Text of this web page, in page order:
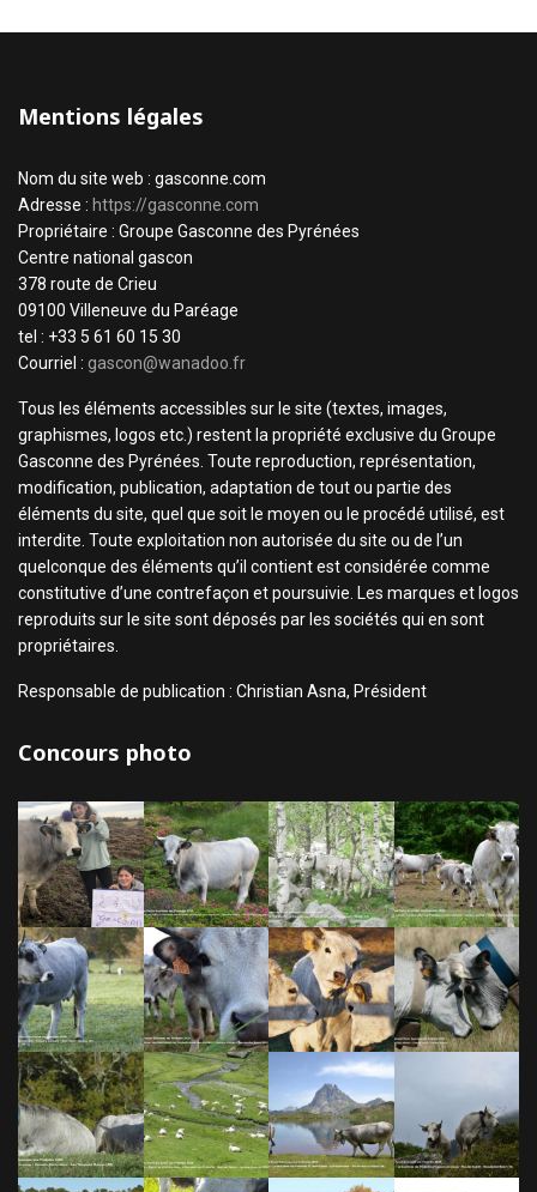
Mentions légales
Nom du site web : gasconne.com
Adresse : https://gasconne.com
Propriétaire : Groupe Gasconne des Pyrénées
Centre national gascon
378 route de Crieu
09100 Villeneuve du Paréage
tel : +33 5 61 60 15 30
Courriel : gascon@wanadoo.fr
Tous les éléments accessibles sur le site (textes, images,
graphismes, logos etc.) restent la propriété exclusive du Groupe
Gasconne des Pyrénées. Toute reproduction, représentation,
modification, publication, adaptation de tout ou partie des
éléments du site, quel que soit le moyen ou le procédé utilisé, est
interdite. Toute exploitation non autorisée du site ou de l’un
quelconque des éléments qu’il contient est considérée comme
constitutive d’une contrefaçon et poursuivie. Les marques et logos
reproduits sur le site sont déposés par les sociétés qui en sont
propriétaires.
Responsable de publication : Christian Asna, Président
Concours photo